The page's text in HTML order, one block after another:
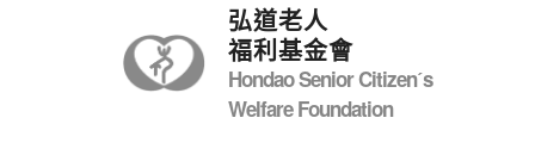
弘道老人
福利基金會
Hondao Senior Citizenˊs
Welfare Foundation